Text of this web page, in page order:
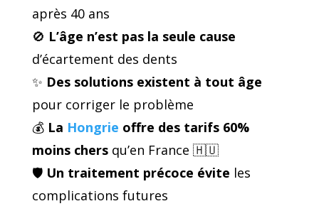
après 40 ans
🚫 L’âge n’est pas la seule cause
d’écartement des dents
✨ Des solutions existent à tout âge
pour corriger le problème
💰 La Hongrie offre des tarifs 60%
moins chersqu’en France 🇭🇺
🛡️ Un traitement précoce évite les
complications futures